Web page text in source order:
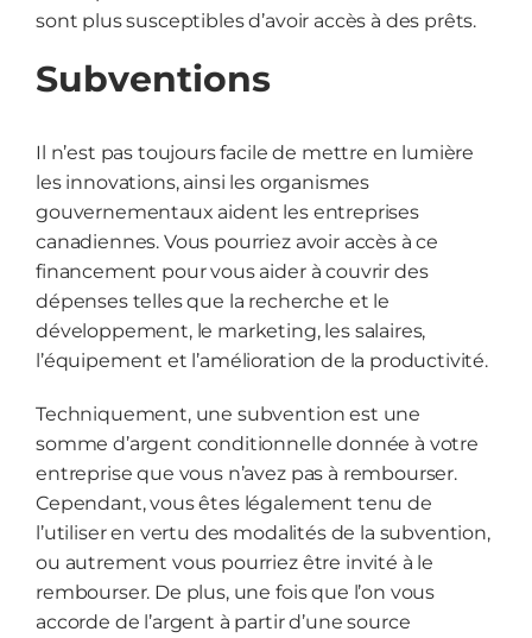
sont plus susceptibles d’avoir accès à des prêts.
Subventions
Il n’est pas toujours facile de mettre en lumière
les innovations, ainsi les organismes
gouvernementaux aident les entreprises
canadiennes. Vous pourriez avoir accès à ce
financement pour vous aider à couvrir des
dépenses telles que la recherche et le
développement, le marketing, les salaires,
l’équipement et l’amélioration de la productivité.
Techniquement, une subvention est une
somme d’argent conditionnelle donnée à votre
entreprise que vous n’avez pas à rembourser.
Cependant, vous êtes légalement tenu de
l’utiliser en vertu des modalités de la subvention,
ou autrement vous pourriez être invité à le
rembourser. De plus, une fois que l’on vous
accorde de l’argent à partir d’une source